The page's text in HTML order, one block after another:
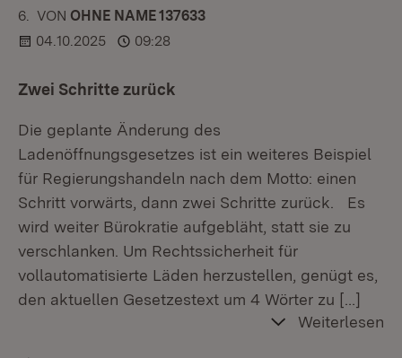
6. KOMMENTAR
VON :OHNE NAME 137633
04.10.2025
09:28
Zwei Schritte zurück
Die geplante Änderung des
Ladenöffnungsgesetzes ist ein weiteres Beispiel
für Regierungshandeln nach dem Motto: einen
Schritt vorwärts, dann zwei Schritte zurück. Es
wird weiter Bürokratie aufgebläht, statt sie zu
verschlanken. Um Rechtssicherheit für
vollautomatisierte Läden herzustellen, genügt es,
den aktuellen Gesetzestext um 4 Wörter zu […]
Weiterlesen